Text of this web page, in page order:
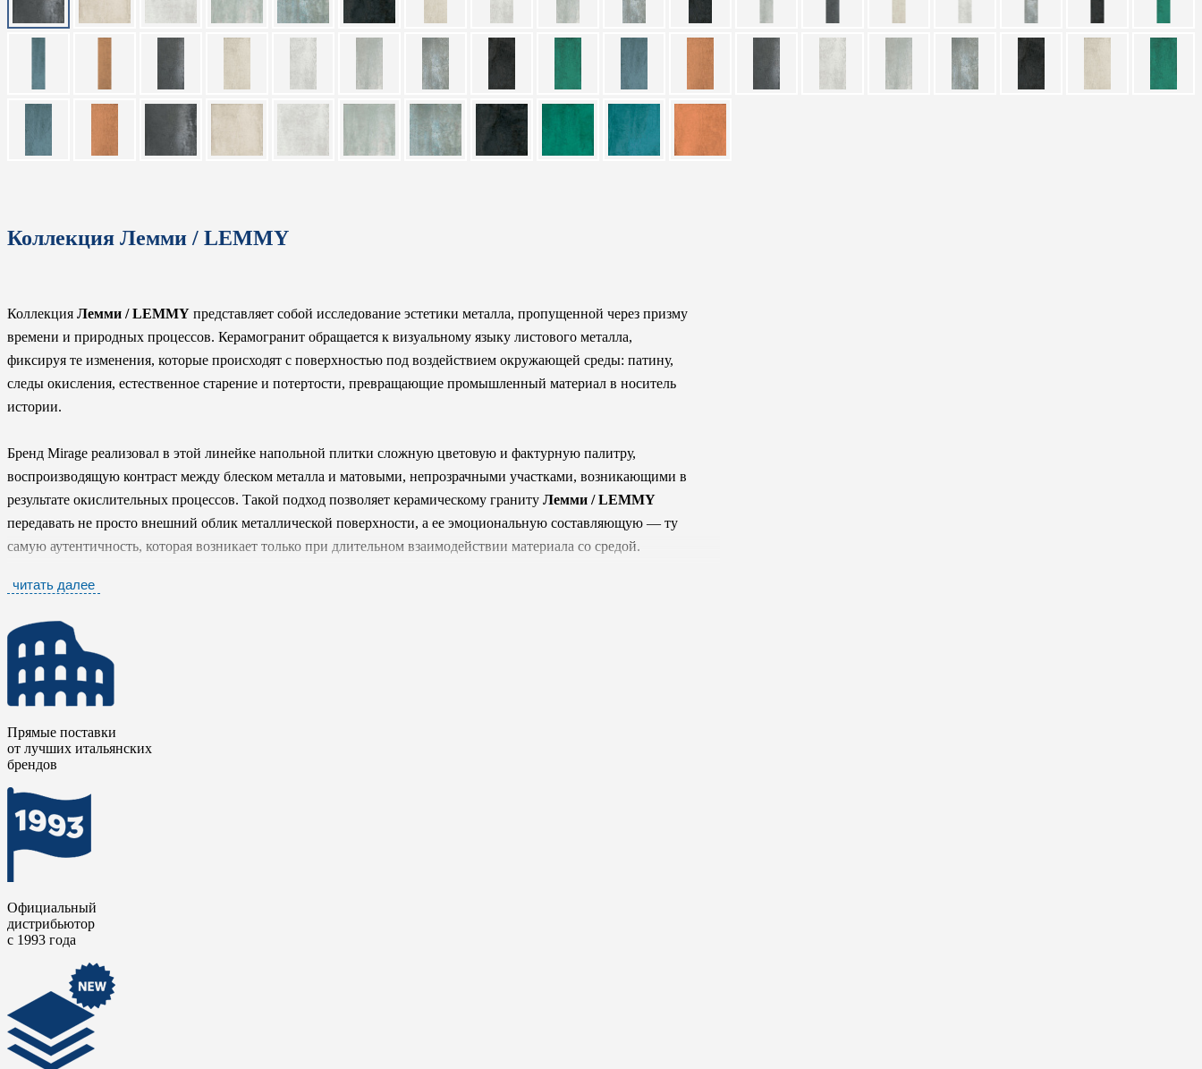
Коллекция Лемми / LEMMY
Коллекция Лемми / LEMMY представляет собой исследование эстетики металла, пропущенной через призму
времени и природных процессов. Керамогранит обращается к визуальному языку листового металла,
фиксируя те изменения, которые происходят с поверхностью под воздействием окружающей среды: патину,
следы окисления, естественное старение и потертости, превращающие промышленный материал в носитель
истории.
Бренд Mirage реализовал в этой линейке напольной плитки сложную цветовую и фактурную палитру,
воспроизводящую контраст между блеском металла и матовыми, непрозрачными участками, возникающими в
результате окислительных процессов. Такой подход позволяет керамическому граниту Лемми / LEMMY
передавать не просто внешний облик металлической поверхности, а ее эмоциональную составляющую — ту
самую аутентичность, которая возникает только при длительном взаимодействии материала со средой.
Цветовое решение коллекции построено на сочетании нейтральной базы и акцентных оттенков. Белые, серые
элемент неожиданности, придавая материалу элегантный, нетрадиционный характер. Такая цветовая
архитектура открывает широкие возможности для дизайнерских экспериментов: керамогранит
LEMMYможет выступать как в роли выразительного акцента, так и в качестве фонового покрытия с богатой
текстурной глубиной.
Лемми / LEMMYобъединяет в себе индустриальную эстетику и художественную выразительность.
аутентичные текстуры и сложные цветовые сочетания, способные формировать пространства с ярко
выраженным характером.
читать далее
Прямые поставки
от лучших итальянских
брендов
Официальный
дистрибьютор
с 1993 года